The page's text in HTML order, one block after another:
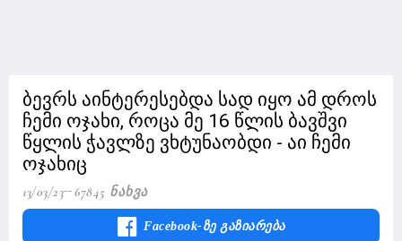
ბევრს აინტერესებდა სად იყო ამ დროს
ჩემი ოჯახი, როცა მე 16 წლის ბავშვი
წყლის ჭავლზე ვხტუნაობდი - აი ჩემი
ოჯახიც
13/03/23 67845 Ნახვა
Facebook-Ზე Გაზიარება